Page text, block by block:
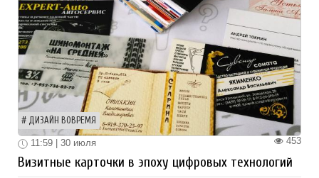
ДИЗАЙН ВОВРЕМЯ
453
11:59 | 30 июля
Визитные карточки в эпоху цифровых технологий